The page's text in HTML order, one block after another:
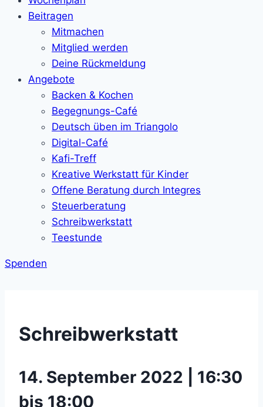
Beitragen
Mitmachen
Mitglied werden
Deine Rückmeldung
Angebote
Backen & Kochen
Begegnungs-Café
Deutsch üben im Triangolo
Digital-Café
Kafi-Treff
Kreative Werkstatt für Kinder
Offene Beratung durch Integres
Steuerberatung
Schreibwerkstatt
Teestunde
Spenden
Schreibwerkstatt
14. September 2022 | 16:30
bis 18:00